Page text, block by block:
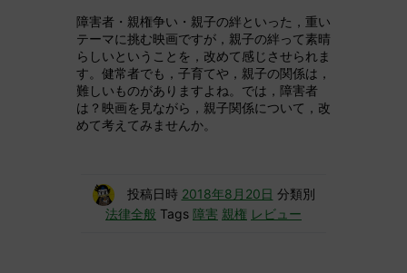
障害者・親権争い・親子の絆といった，重い
テーマに挑む映画ですが，親子の絆って素晴
らしいということを，改めて感じさせられま
す。健常者でも，子育てや，親子の関係は，
難しいものがありますよね。では，障害者
は？映画を見ながら，親子関係について，改
めて考えてみませんか。
投稿日時 2018年8月20日 分類別
法律全般 Tags 障害 親権 レビュー